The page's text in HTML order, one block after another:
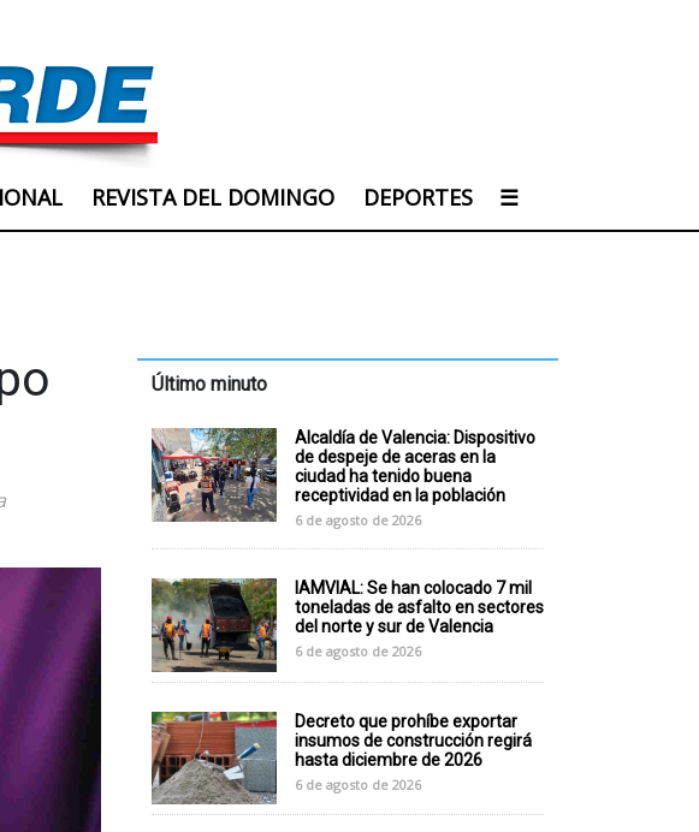
REVISTA DEL DOMINGO DEPORTES ☰
Último minuto
Alcaldía de Valencia: Dispositivo
de despeje de aceras en la
ciudad ha tenido buena
receptividad en la población
6 de agosto de 2026
IAMVIAL: Se han colocado 7 mil
toneladas de asfalto en sectores
del norte y sur de Valencia
6 de agosto de 2026
Decreto que prohíbe exportar
insumos de construcción regirá
hasta diciembre de 2026
6 de agosto de 2026